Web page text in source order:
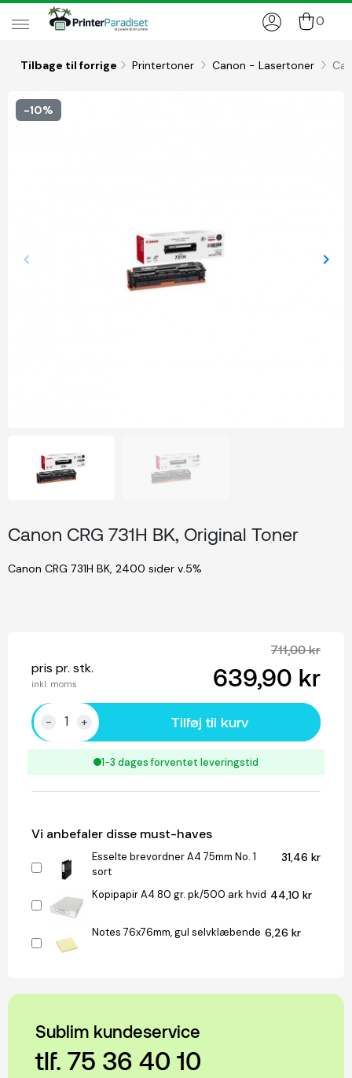
0
Tilbage til forrige Printertoner Canon - Lasertoner
-10%
Forrige
keyboard_arrow_left keyboard_arrow_right
Canon CRG 731H BK, Original Toner
Canon CRG 731H BK, 2400 sider v.5%
711,00 kr
pris pr. stk.
inkl. moms 639,90 kr
- + Tilføj til kurv
1-3 dages forventet leveringstid
Vi anbefaler disse must-haves
Esselte brevordner A4 75mm No. 1
sort
31,46 kr
Kopipapir A4 80 gr. pk/500 ark hvid 44,10 kr
Notes 76x76mm, gul selvklæbende 6,26 kr
Sublim kundeservice
tlf. 75 36 40 10